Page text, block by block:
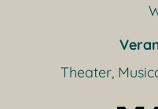
Theater,